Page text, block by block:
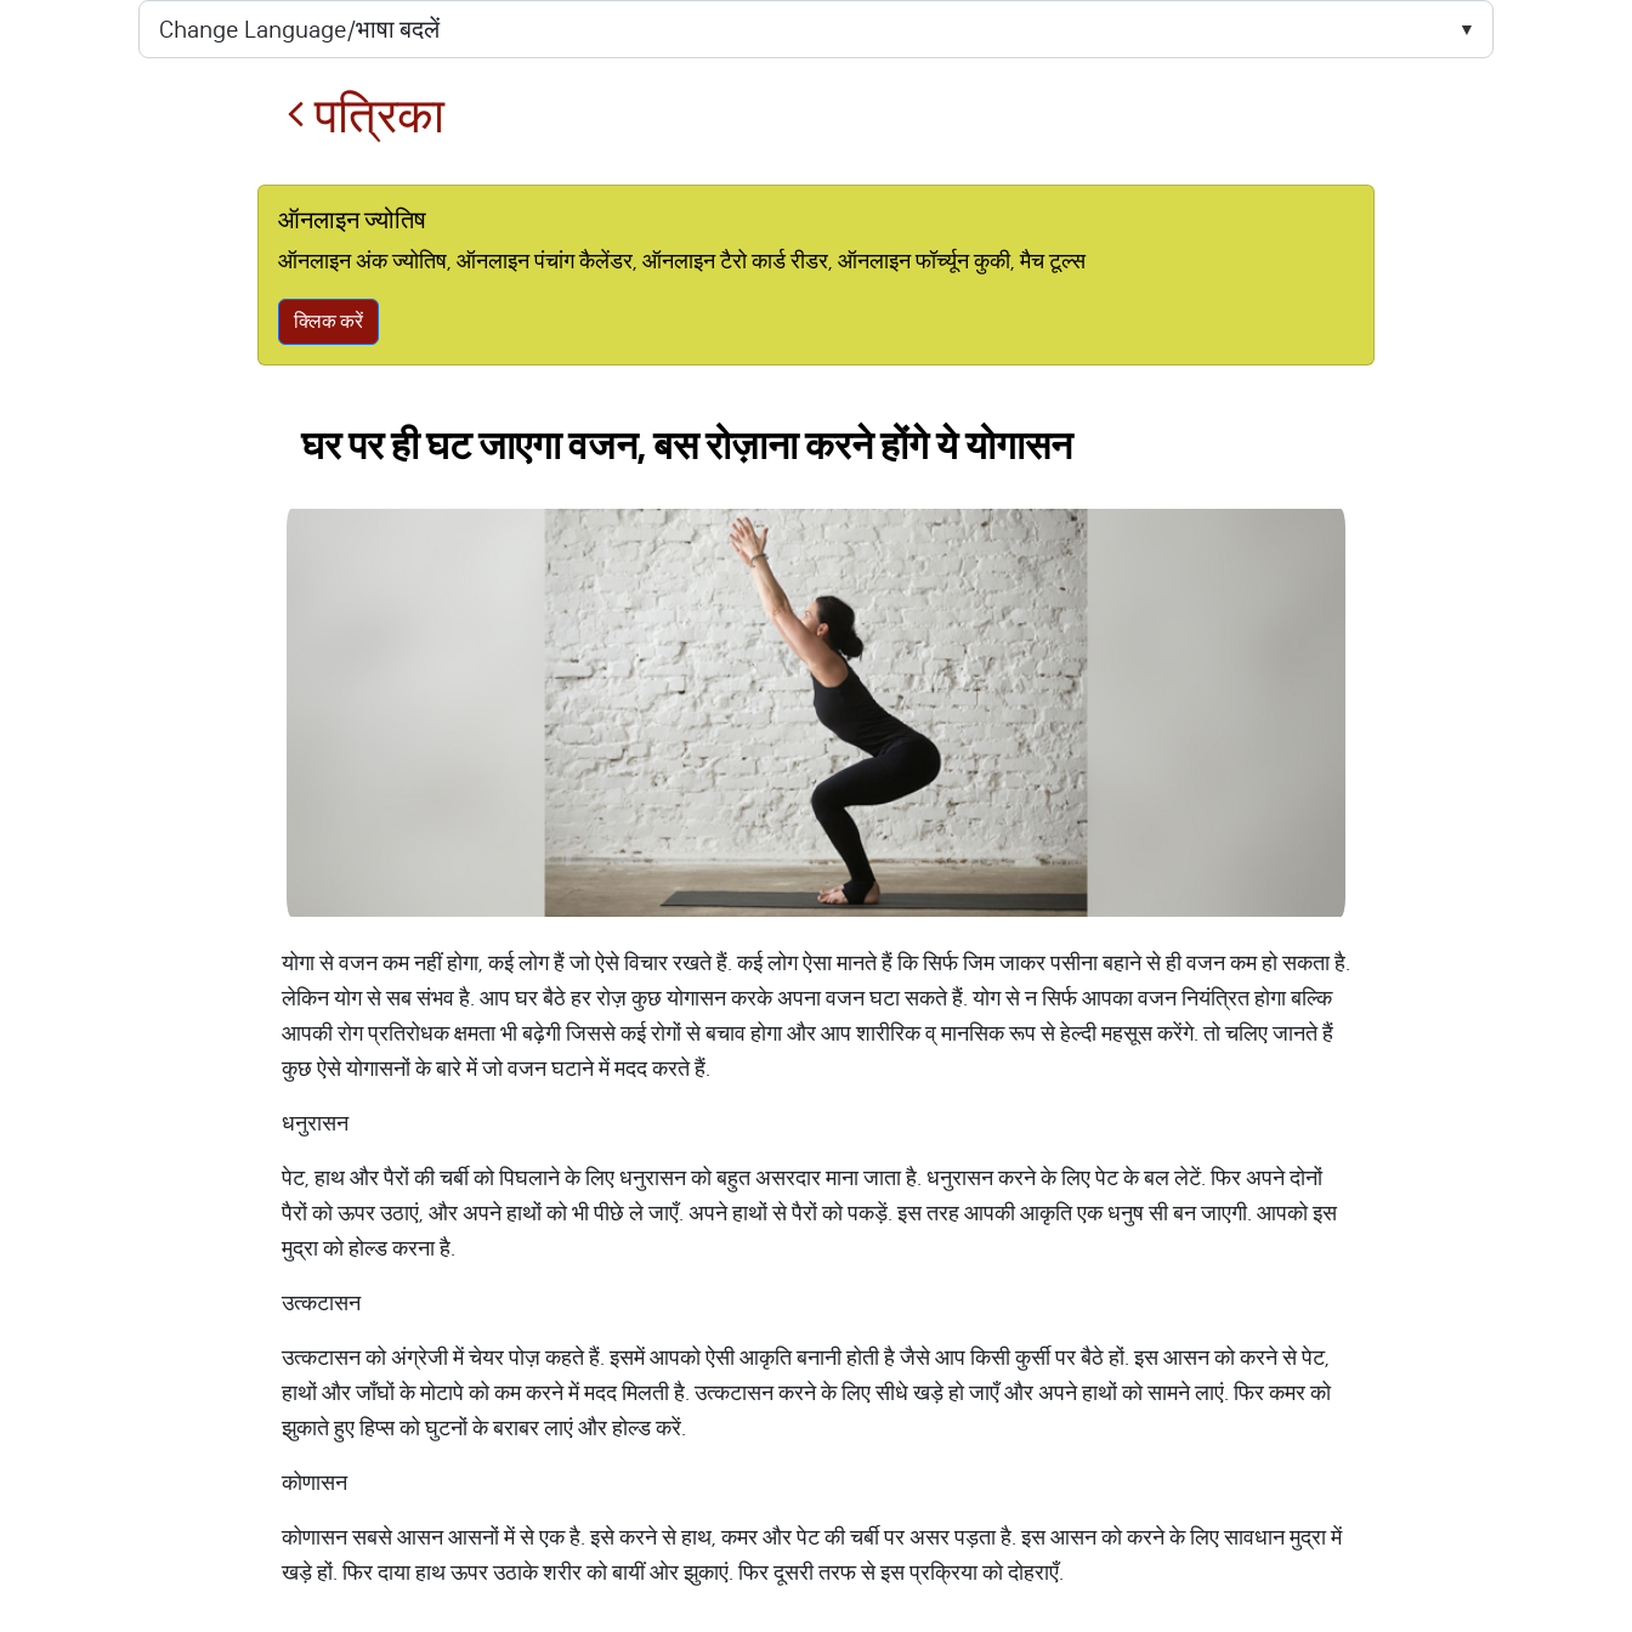
पत्रिका
ऑनलाइन ज्योतिष
ऑनलाइन अंक ज्योतिष, ऑनलाइन पंचांग कैलेंडर, ऑनलाइन टैरो कार्ड रीडर, ऑनलाइन फॉर्च्यून कुकी, मैच टूल्स
क्लिक करें
घर पर ही घट जाएगा वजन, बस रोज़ाना करने होंगे ये योगासन
योगा से वजन कम नहीं होगा, कई लोग हैं जो ऐसे विचार रखते हैं. कई लोग ऐसा मानते हैं कि सिर्फ जिम जाकर पसीना बहाने से ही वजन कम हो सकता है.
लेकिन योग से सब संभव है. आप घर बैठे हर रोज़ कुछ योगासन करके अपना वजन घटा सकते हैं. योग से न सिर्फ आपका वजन नियंत्रित होगा बल्कि
आपकी रोग प्रतिरोधक क्षमता भी बढ़ेगी जिससे कई रोगों से बचाव होगा और आप शारीरिक व् मानसिक रूप से हेल्दी महसूस करेंगे. तो चलिए जानते हैं
कुछ ऐसे योगासनों के बारे में जो वजन घटाने में मदद करते हैं.
धनुरासन
पेट, हाथ और पैरों की चर्बी को पिघलाने के लिए धनुरासन को बहुत असरदार माना जाता है. धनुरासन करने के लिए पेट के बल लेटें. फिर अपने दोनों
पैरों को ऊपर उठाएं, और अपने हाथों को भी पीछे ले जाएँ. अपने हाथों से पैरों को पकड़ें. इस तरह आपकी आकृति एक धनुष सी बन जाएगी. आपको इस
मुद्रा को होल्ड करना है.
उत्कटासन
उत्कटासन को अंग्रेजी में चेयर पोज़ कहते हैं. इसमें आपको ऐसी आकृति बनानी होती है जैसे आप किसी कुर्सी पर बैठे हों. इस आसन को करने से पेट,
हाथों और जाँघों के मोटापे को कम करने में मदद मिलती है. उत्कटासन करने के लिए सीधे खड़े हो जाएँ और अपने हाथों को सामने लाएं. फिर कमर को
झुकाते हुए हिप्स को घुटनों के बराबर लाएं और होल्ड करें.
कोणासन
कोणासन सबसे आसन आसनों में से एक है. इसे करने से हाथ, कमर और पेट की चर्बी पर असर पड़ता है. इस आसन को करने के लिए सावधान मुद्रा में
खड़े हों. फिर दाया हाथ ऊपर उठाके शरीर को बायीं ओर झुकाएं. फिर दूसरी तरफ से इस प्रक्रिया को दोहराएँ.